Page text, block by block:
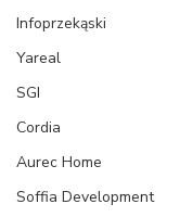
Infoprzekąski
Yareal
SGI
Cordia
Aurec Home
Soffia Development